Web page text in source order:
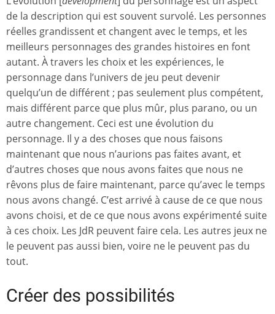
de la description qui est souvent survolé. Les personnes
réelles grandissent et changent avec le temps, et les
meilleurs personnages des grandes histoires en font
autant. À travers les choix et les expériences, le
personnage dans l’univers de jeu peut devenir
quelqu’un de différent ; pas seulement plus compétent,
mais différent parce que plus mûr, plus parano, ou un
autre changement. Ceci est une évolution du
personnage. Il y a des choses que nous faisons
maintenant que nous n’aurions pas faites avant, et
d’autres choses que nous avons faites que nous ne
rêvons plus de faire maintenant, parce qu’avec le temps
nous avons changé. C’est arrivé à cause de ce que nous
avons choisi, et de ce que nous avons expérimenté suite
à ces choix. Les JdR peuvent faire cela. Les autres jeux ne
le peuvent pas aussi bien, voire ne le peuvent pas du
tout.
Créer des possibilités